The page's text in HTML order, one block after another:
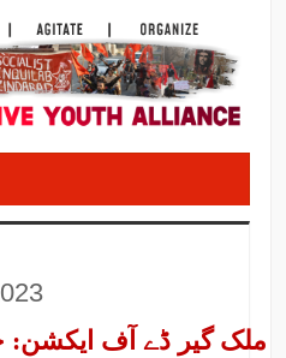
ملک گیر ڈے آف ایکشن: